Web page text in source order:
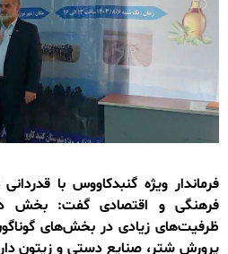
فرماندار ویژه گنبدکاووس با
فرهنگی و اقتصادی گفت: بخش
ظرفیت‌های زیادی در بخش‌های
پرورش شتر، صنایع دستی و زیتون